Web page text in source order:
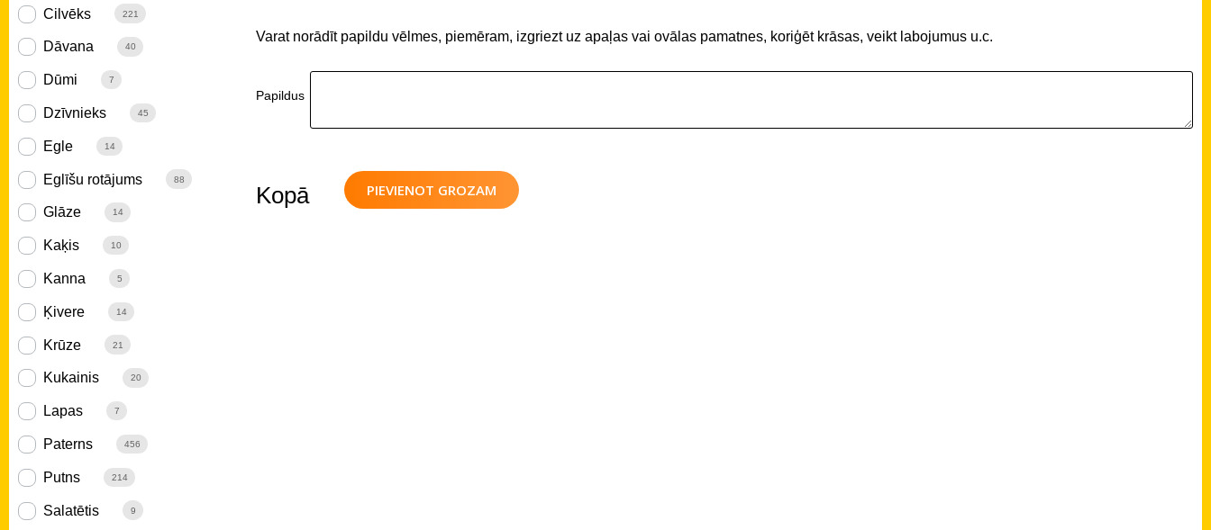
Cilvēks 221
Dāvana 40
Dūmi 7
Dzīvnieks 45
Egle 14
Eglīšu rotājums 88
Glāze 14
Kaķis 10
Kanna 5
Ķivere 14
Krūze 21
Kukainis 20
Lapas 7
Paterns 456
Putns 214
Salatētis 9
Varat norādīt papildu vēlmes, piemēram, izgriezt uz apaļas vai ovālas pamatnes, koriģēt krāsas, veikt labojumus u.c.
Papildus
PIEVIENOT GROZAM
Kopā